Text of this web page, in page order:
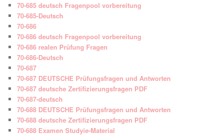
70-685 deutsch Fragenpool vorbereitung
70-685-Deutsch
70-686
70-686 deutsch Fragenpool vorbereitung
70-686 realen Prüfung Fragen
70-686-Deutsch
70-687
70-687 DEUTSCHE Prüfungsfragen und Antworten
70-687 deutsche Zertifizierungsfragen PDF
70-687-deutsch
70-688 DEUTSCHE Prüfungsfragen und Antworten
70-688 deutsche Zertifizierungsfragen PDF
70-688 Examen Studyie-Material